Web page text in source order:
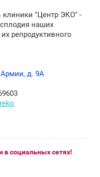
клиники "Центр ЭКО" -
наших
репродуктивного
Армии, д. 9А
в социальных сетях!